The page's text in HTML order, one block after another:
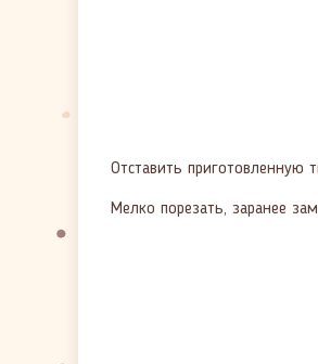
Отставить приготовленную
Мелко порезать, заранее